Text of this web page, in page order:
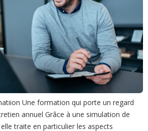
Une formation qui porte un regard
annuel Grâce à une simulation de
traite en particulier les aspects